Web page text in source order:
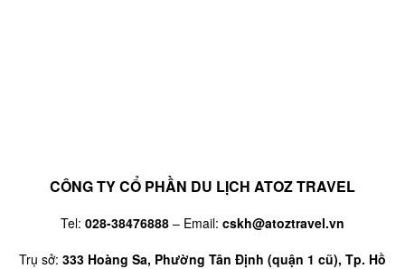
CÔNG TY CỔ PHẦN DU LỊCH ATOZ TRAVEL
Tel: 028-38476888 – Email: cskh@atoztravel.vn
Trụ sở: 333 Hoàng Sa, Phường Tân Định (quận 1 cũ), Tp. Hồ